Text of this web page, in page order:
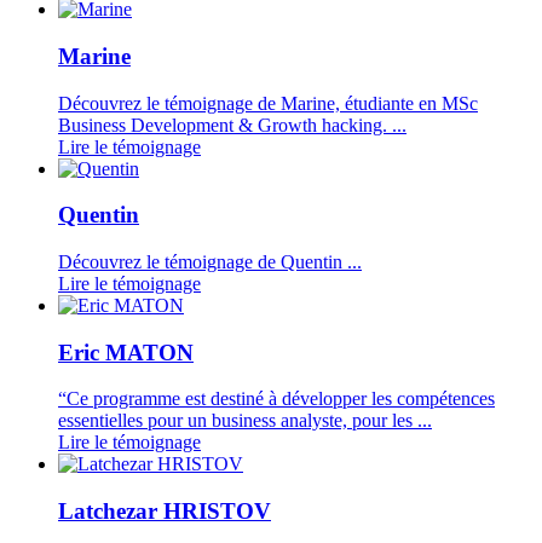
Marine
Découvrez le témoignage de Marine, étudiante en MSc
Business Development & Growth hacking. ...
Lire le témoignage
Quentin
Découvrez le témoignage de Quentin ...
Lire le témoignage
Eric MATON
“Ce programme est destiné à développer les compétences
essentielles pour un business analyste, pour les ...
Lire le témoignage
Latchezar HRISTOV